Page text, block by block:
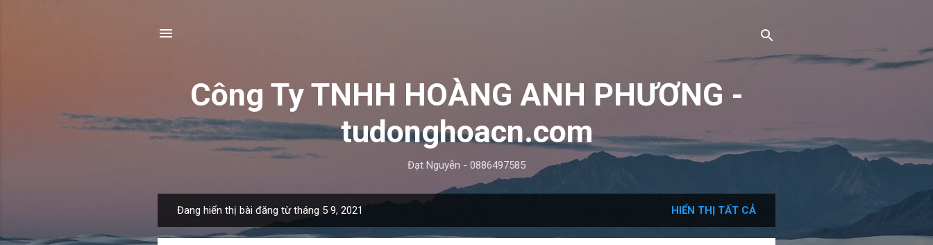
Công Ty TNHH HOÀNG ANH PHƯƠNG -
tudonghoacn.com
Đạt Nguyễn - 0886497585
à
Đang hiển thị bài đăng từ tháng 5 9, 2021 HIỂN THỊ TẤT CẢ